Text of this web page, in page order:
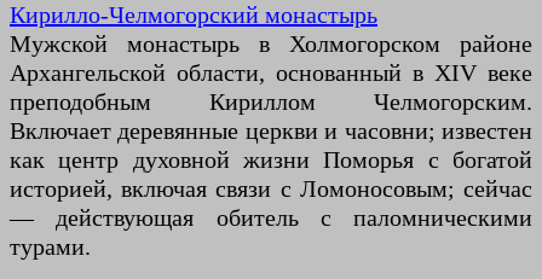
Кирилло-Челмогорский монастырь
Мужской монастырь в Холмогорском районе
Архангельской области, основанный в XIV веке
преподобным Кириллом Челмогорским.
Включает деревянные церкви и часовни; известен
как центр духовной жизни Поморья с богатой
историей, включая связи с Ломоносовым; сейчас
— действующая обитель с паломническими
турами.